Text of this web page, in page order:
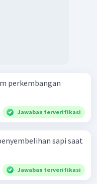
perkembangan
Jawaban terverifikasi
sapi saat
Jawaban terverifikasi